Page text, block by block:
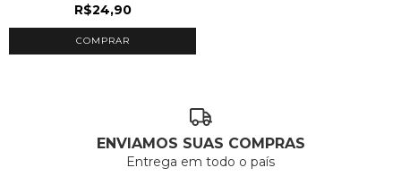
R$24,90
COMPRAR
ENVIAMOS SUAS COMPRAS
Entrega em todo o país